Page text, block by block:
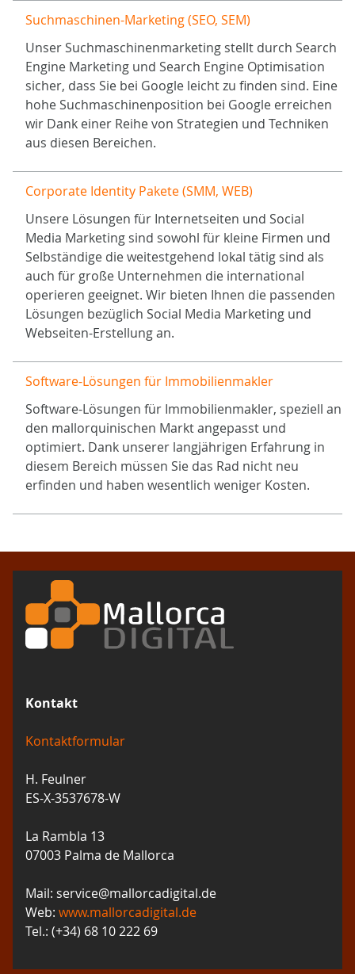
Suchmaschinen-Marketing (SEO, SEM)
Unser Suchmaschinenmarketing stellt durch Search
Engine Marketing und Search Engine Optimisation
sicher, dass Sie bei Google leicht zu finden sind. Eine
hohe Suchmaschinenposition bei Google erreichen
wir Dank einer Reihe von Strategien und Techniken
aus diesen Bereichen.
Corporate Identity Pakete (SMM, WEB)
Unsere Lösungen für Internetseiten und Social
Media Marketing sind sowohl für kleine Firmen und
Selbständige die weitestgehend lokal tätig sind als
auch für große Unternehmen die international
operieren geeignet. Wir bieten Ihnen die passenden
Lösungen bezüglich Social Media Marketing und
Webseiten-Erstellung an.
Software-Lösungen für Immobilienmakler
Software-Lösungen für Immobilienmakler, speziell an
den mallorquinischen Markt angepasst und
optimiert. Dank unserer langjährigen Erfahrung in
diesem Bereich müssen Sie das Rad nicht neu
erfinden und haben wesentlich weniger Kosten.
Kontakt
Kontaktformular
H. Feulner
ES-X-3537678-W
La Rambla 13
07003 Palma de Mallorca
Mail: service@mallorcadigital.de
Web: www.mallorcadigital.de
Tel.: (+34) 68 10 222 69